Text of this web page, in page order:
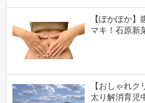
【ぽかぽか
マキ！石原新
【おしゃれ
太り解消育児